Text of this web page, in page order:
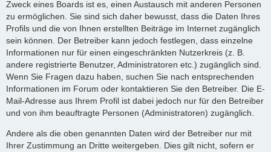
Zweck eines Boards ist es, einen Austausch mit anderen Personen
zu ermöglichen. Sie sind sich daher bewusst, dass die Daten Ihres
Profils und die von Ihnen erstellten Beiträge im Internet zugänglich
sein können. Der Betreiber kann jedoch festlegen, dass einzelne
Informationen nur für einen eingeschränkten Nutzerkreis (z. B.
andere registrierte Benutzer, Administratoren etc.) zugänglich sind.
Wenn Sie Fragen dazu haben, suchen Sie nach entsprechenden
Informationen im Forum oder kontaktieren Sie den Betreiber. Die E-
Mail-Adresse aus Ihrem Profil ist dabei jedoch nur für den Betreiber
und von ihm beauftragte Personen (Administratoren) zugänglich.
Andere als die oben genannten Daten wird der Betreiber nur mit
Ihrer Zustimmung an Dritte weitergeben. Dies gilt nicht, sofern er